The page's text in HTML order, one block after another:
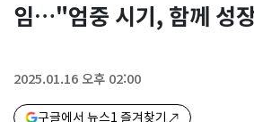
임…"엄중 시기, 함께 성
2025.01.16 오후 02:00
구글에서 뉴스1 즐겨찾기